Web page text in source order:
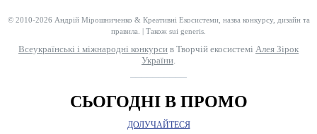
© 2010-2026 Андрій Мірошниченко & Креативні Екосистеми, назва конкурсу, дизайн та
правила. | Також sui generis.
Всеукраїнські і міжнародні конкурси в Творчій екосистемі Алея Зірок
України
СЬОГОДНІ В ПРОМО
ДОЛУЧАЙТЕСЯ